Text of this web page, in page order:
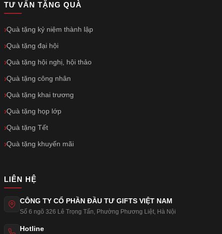
TƯ VẤN TẶNG QUÀ
Quà tặng kỷ niệm thành lập
Quà tặng đại hội
Quà tặng hội nghị, hội thảo
Quà tặng công nhân
Quà tặng khai trương
Quà tặng họp lớp
Quà tặng Tết
Quà tặng khuyến mãi
LIÊN HỆ
CÔNG TY CỔ PHẦN ĐẦU TƯ GIFTS VIỆT NAM
Số 6 ngõ 326 Lê Trọng Tấn, Phường Phương Liệt, Hà Nội
Hotline